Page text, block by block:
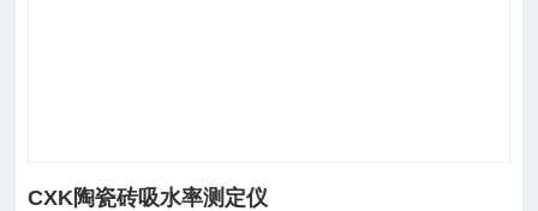
CXK陶瓷砖吸水率测定仪